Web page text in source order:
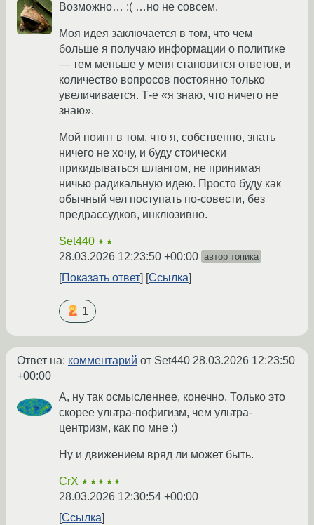
Возможно… :( …но не совсем.
Моя идея заключается в том, что чем
больше я получаю информации о политике
— тем меньше у меня становится ответов, и
количество вопросов постоянно только
увеличивается. Т-е «я знаю, что ничего не
знаю».
Мой поинт в том, что я, собственно, знать
ничего не хочу, и буду стоически
прикидываться шлангом, не принимая
ничью радикальную идею. Просто буду как
обычный чел поступать по-совести, без
предрассудков, инклюзивно.
Set440 ★★
28.03.2026 12:23:50 +00:00 автор топика
Показать ответ Ссылка
1
Ответ на: комментарий от Set440 28.03.2026 12:23:50
+00:00
А, ну так осмысленнее, конечно. Только это
скорее ультра-пофигизм, чем ультра-
центризм, как по мне :)
Ну и движением вряд ли может быть.
CrX ★★★★★
28.03.2026 12:30:54 +00:00
Ссылка